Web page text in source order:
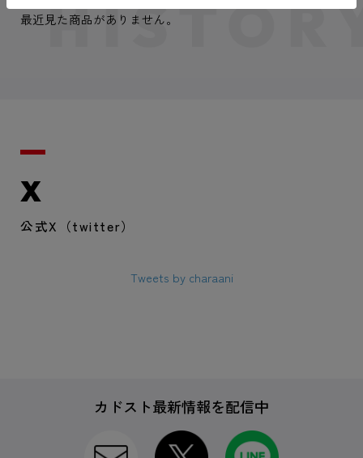
最近見た商品がありません。
X
公式X（twitter）
Tweets by charaani
カドスト最新情報を配信中